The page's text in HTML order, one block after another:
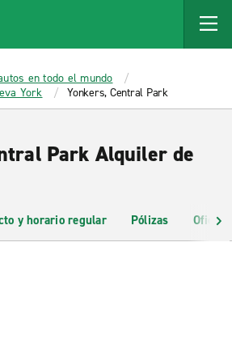
en todo el mundo
York Yonkers, Central Park
Park Alquiler de
y horario regular Pólizas